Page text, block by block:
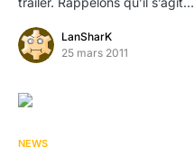
LanSharK
25 mars 2011
NEWS